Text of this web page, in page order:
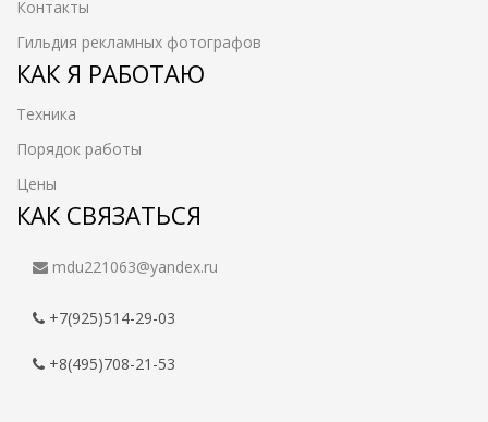
Контакты
Гильдия рекламных фотографов
КАК Я РАБОТАЮ
Техника
Порядок работы
Цены
КАК СВЯЗАТЬСЯ
mdu221063@yandex.ru
+7(925)514-29-03
+8(495)708-21-53